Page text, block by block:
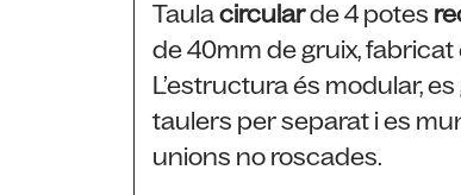
Taulacircularde 4 potes
de 40mm de gruix, fabricat
L’estructura és modular,
taulers per separat i es
unions no roscades.